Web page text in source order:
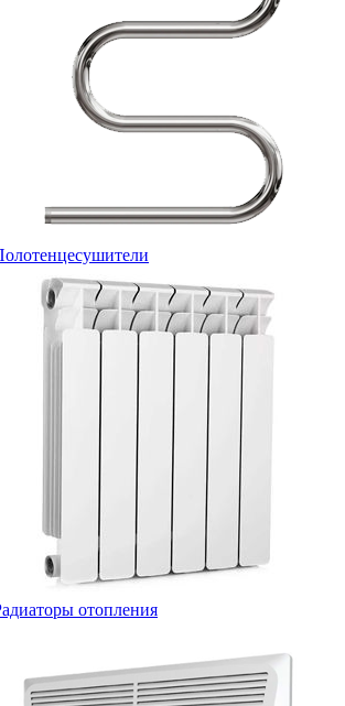
отопления